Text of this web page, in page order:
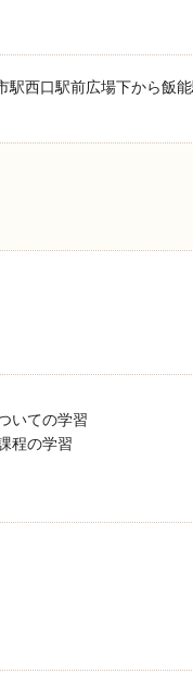
西口駅前広場下から飯
いての学習
程の学習